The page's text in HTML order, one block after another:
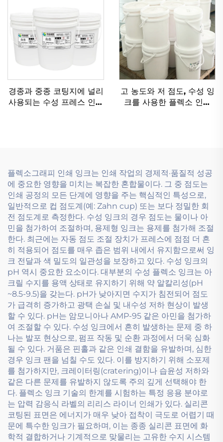
경종과 중종 코팅지에 널리
사용되는 수성 프레스 인쇄
고 농도와 저 점도, 수성 잉
크를 사용한 플렉소 인쇄
플렉소그래피 인쇄 잉크는 인쇄 작업의 경제적·품질적 성공
에 중요한 영향을 미치는 복잡한 혼합물이다. 그 중 점도는
인쇄 공정의 모든 단계에 영향을 주는 핵심적인 특성으로,
일반적으로 컵 점도계(예: Zahn cup) 또는 보다 정밀한 회
전 점도계로 측정한다. 수성 잉크의 경우 점도는 물이나 아
민을 첨가하여 조절하며, 용제형 잉크는 용제를 첨가해 조절
한다. 최근에는 자동 점도 조절 장치가 프레스에 점점 더 흔
히 적용되어 점도를 매우 좁은 범위 내에서 유지함으로써 잉
크 전달과 색 밀도의 일관성을 보장하고 있다. 수성 잉크의
pH 역시 중요한 요소이다. 대부분의 수성 플렉소 잉크는 아
크릴 수지를 용액 상태로 유지하기 위해 약 알칼리성(pH
~8.5-9.5)을 갖는다. pH가 낮아지면 수지가 침전되어 점도
가 급격히 증가하고 광택 손실 및 내수성 저하 현상이 발생
할 수 있다. pH는 암모니아나 AMP-95 같은 아민을 첨가하
여 조절할 수 있다. 수성 잉크에서 흔히 발생하는 문제 중 하
나는 발포 현상으로, 펌프 작동 및 순환 과정에서 더욱 심화
될 수 있다. 거품은 핀홀과 같은 인쇄 결함을 유발하며, 심한
경우 잉크 팬을 넘칠 수도 있다. 이를 방지하기 위해 소포제
를 첨가하지만, 크레이터링(cratering)이나 습윤성 저하와
같은 다른 문제를 유발하지 않도록 주의 깊게 선택해야 한
다. 플렉소 잉크 기술의 한계를 시험하는 특정 응용 분야로
는 압력 감응식 라벨의 리리스 라이너 인쇄가 있다. 실리콘
코팅된 표면은 에너지가 매우 낮아 접착이 극도로 어렵기 때
문에 특수한 잉크가 필요하며, 이는 종종 실리콘 표면에 화
학적 결합하거나 기계적으로 맞물리는 고유한 수지 시스템